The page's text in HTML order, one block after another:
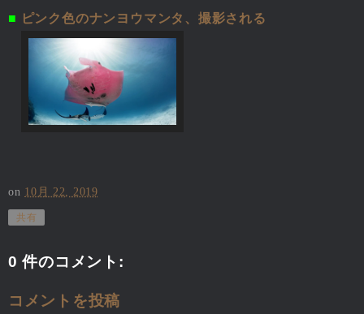
■ ピンク色のナンヨウマンタ、撮影される
on 10月 22, 2019
共有
0 件のコメント:
コメントを投稿